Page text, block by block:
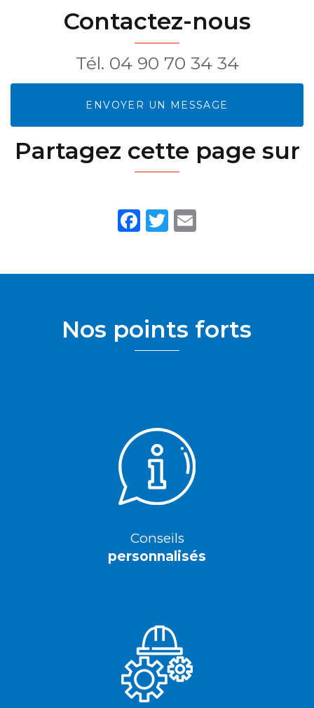
consommablesPVC & Galva
Contactez-nous
Tél. 04 90 70 34 34
ENVOYER UN MESSAGE
Partagez cette page sur
Facebook
Twitter
Nos points forts
Conseils
personnalisés